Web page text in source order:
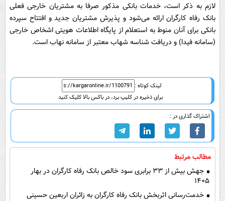
لازم به ذکر است، خدمات بانکی مذکور صرفا به مشتریان خارجی فعلی
بانک رفاه کارگران ارائه می‌شود و پذیرش مشتریان جدید و افتتاح سپرده
بانکی برای آنان منوط به استعلام از پایگاه اطلاعات هویتی اشخاص خارجی
(سامانه فیدا) و دریافت شناسه شهاب معتبر از سامانه نهاب است.
لینک کوتاه :
برای ذخیره در کلیپ برد، در باکس بالا کلیک کنید
اشتراک گذاری در :
مطالب مرتبط
جهش بیش از ۳۳ برابری سود خالص بانک رفاه کارگران در بهار
۱۴۰۵
خدمت‌رسانی اثربخش بانک رفاه کارگران به زائران اربعین حسینی